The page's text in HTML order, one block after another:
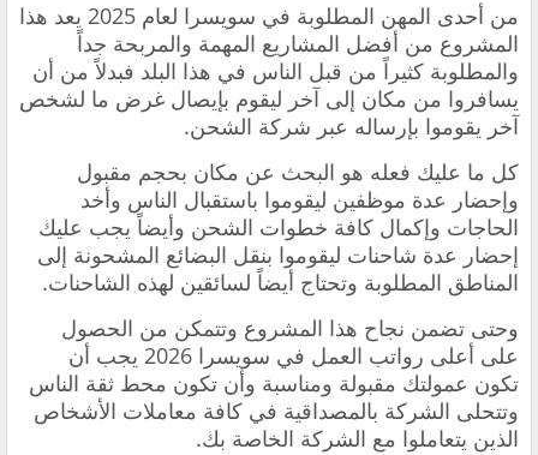
من أحدى المهن المطلوبة في سويسرا لعام 2025 يعد هذا
المشروع من أفضل المشاريع المهمة والمربحة جداً
والمطلوبة كثيراً من قبل الناس في هذا البلد فبدلاً من أن
يسافروا من مكان إلى آخر ليقوم بإيصال غرض ما لشخص
آخر يقوموا بإرساله عبر شركة الشحن.
كل ما عليك فعله هو البحث عن مكان بحجم مقبول
وإحضار عدة موظفين ليقوموا باستقبال الناس وأخد
الحاجات وإكمال كافة خطوات الشحن وأيضاً يجب عليك
إحضار عدة شاحنات ليقوموا بنقل البضائع المشحونة إلى
المناطق المطلوبة وتحتاج أيضاً لسائقين لهذه الشاحنات.
وحتى تضمن نجاح هذا المشروع وتتمكن من الحصول
على أعلى رواتب العمل في سويسرا 2026 يجب أن
تكون عمولتك مقبولة ومناسبة وأن تكون محط ثقة الناس
وتتحلى الشركة بالمصداقية في كافة معاملات الأشخاص
الذين يتعاملوا مع الشركة الخاصة بك.